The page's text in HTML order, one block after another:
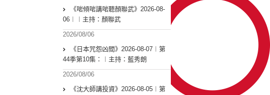
《啱傾啱講啱聽顏聯武》2026-08-
06︱︱主持：顏聯武
2026/08/06
《日本咒怨凶間》2026-08-07︱第
44季第10集：︱主持：藍秀朗
2026/08/06
《沈大師講投資》2026-08-05︱第